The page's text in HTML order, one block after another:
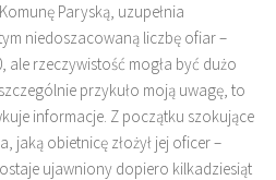
Paryską, uzupełnia
niedoszacowaną liczbę ofiar –
ale rzeczywistość mogła być dużo
przykuło moją uwagę, to
informacje. Z początku szokujące
jaką obietnicę złożył jej oficer –
ujawniony dopiero kilkadziesiąt